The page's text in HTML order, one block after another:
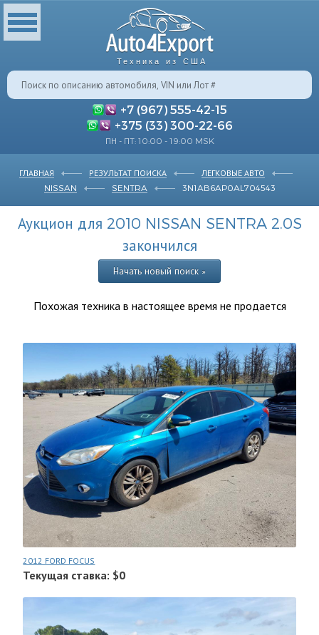
Техника из США
+7 (967) 555-42-15
+375 (33) 300-22-66
ПН - ПТ: 10:00 - 19:00 MSK
ГЛАВНАЯ РЕЗУЛЬТАТ ПОИСКА
ЛЕГКОВЫЕ АВТО
NISSAN
SENTRA 3N1AB6AP0AL704543
Аукцион для 2010 NISSAN SENTRA 2.0S
закончился
Начать новый поиск »
Похожая техника в настоящее время не продается
2012 FORD FOCUS
Текущая ставка: $0